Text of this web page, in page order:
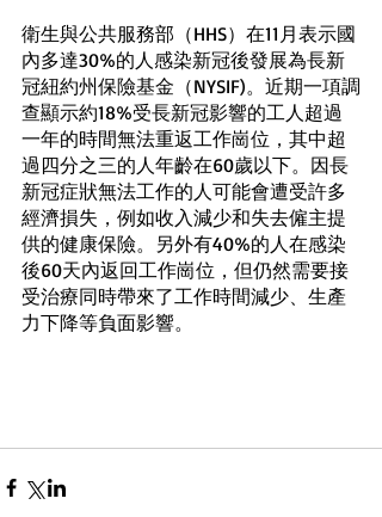
衛生與公共服務部（HHS）在11月表示國
內多達30%的人感染新冠後發展為長新
冠紐約州保險基金（NYSIF)。近期一項調
查顯示約18%受長新冠影響的工人超過
一年的時間無法重返工作崗位，其中超
過四分之三的人年齡在60歲以下。因長
新冠症狀無法工作的人可能會遭受許多
經濟損失，例如收入減少和失去僱主提
供的健康保險。另外有40%的人在感染
後60天內返回工作崗位，但仍然需要接
受治療同時帶來了工作時間減少、生產
力下降等負面影響。